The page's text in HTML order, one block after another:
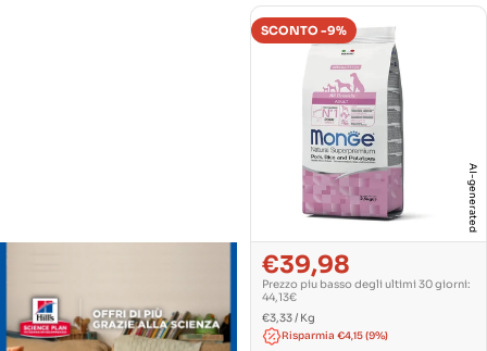
AI-generated
SCONTO -9%
Prezzo
di
vendita
€39,98
Prezzo
normale
Prezzo piu basso degli ultimi 30 giorni:
44,13€
PREZZO
UNITARIO
€3,33/ Per
Kg
Risparmia €4,15 (9%)